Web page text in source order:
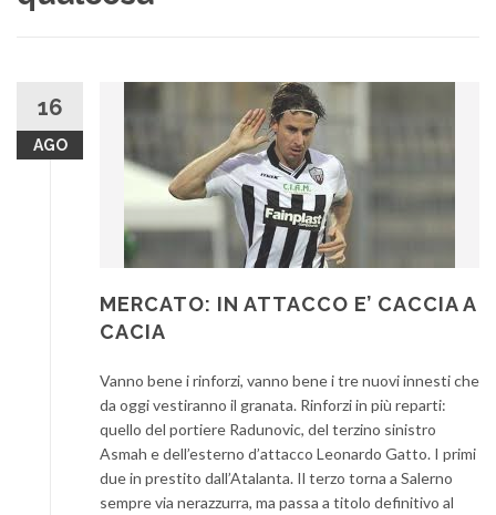
16
AGO
MERCATO: IN ATTACCO E’ CACCIA A
CACIA
Vanno bene i rinforzi, vanno bene i tre nuovi innesti che
da oggi vestiranno il granata. Rinforzi in più reparti:
quello del portiere Radunovic, del terzino sinistro
Asmah e dell’esterno d’attacco Leonardo Gatto. I primi
due in prestito dall’Atalanta. Il terzo torna a Salerno
sempre via nerazzurra, ma passa a titolo definitivo al